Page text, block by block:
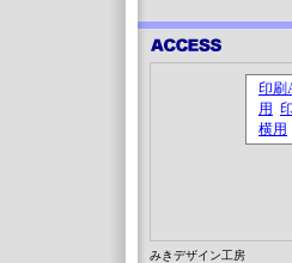
みきデザイン工房